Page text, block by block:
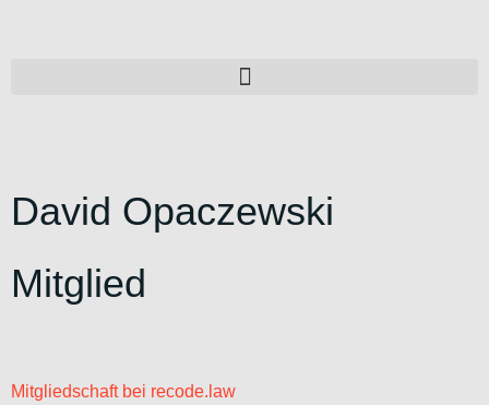
David Opaczewski
Mitglied
Mitgliedschaft bei recode.law